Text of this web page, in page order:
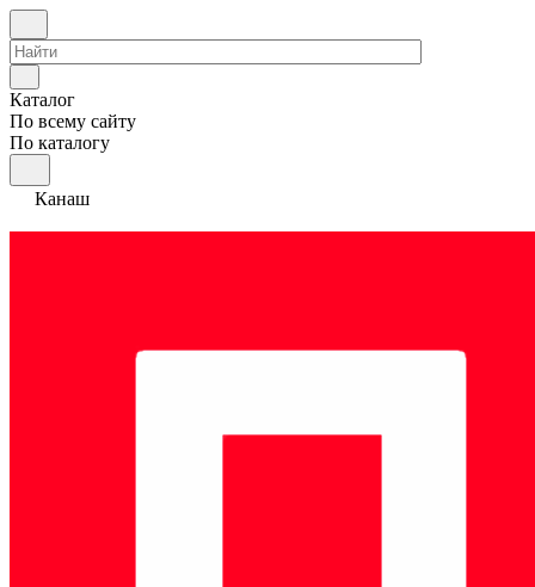
Каталог
По всему сайту
По каталогу
Канаш